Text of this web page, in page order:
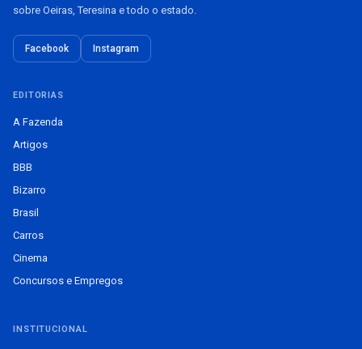
sobre Oeiras, Teresina e todo o estado.
Facebook Instagram
EDITORIAS
A Fazenda
Artigos
BBB
Bizarro
Brasil
Carros
Cinema
Concursos e Empregos
INSTITUCIONAL